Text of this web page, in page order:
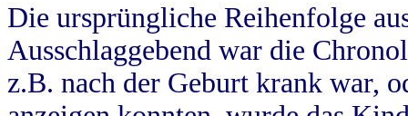
Die ursprüngliche Reihenfolge
Ausschlaggebend war die
z.B. nach der Geburt krank war,